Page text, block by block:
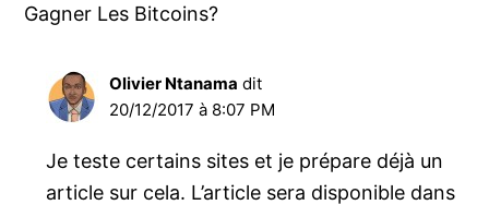
Gagner Les Bitcoins?
Olivier Ntanama dit
20/12/2017 à 8:07 PM
Je teste certains sites et je prépare déjà un
article sur cela. L’article sera disponible dans